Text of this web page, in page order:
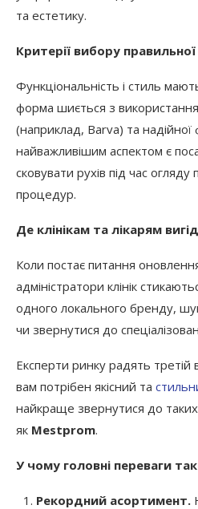
та естетику.
Критерії вибору
Функціональність і стиль
форма шиється з
(наприклад, Barva) та
найважливішим аспектом є
сковувати рухів під час
процедур.
Де клінікам та лікарям
Коли постає питання
адміністратори клінік
одного локального бренду,
чи звернутися до
Експерти ринку радять
вам потрібен якісний та
найкраще звернутися до
як Mestprom.
У чому головні переваги
Рекордний асортимент.